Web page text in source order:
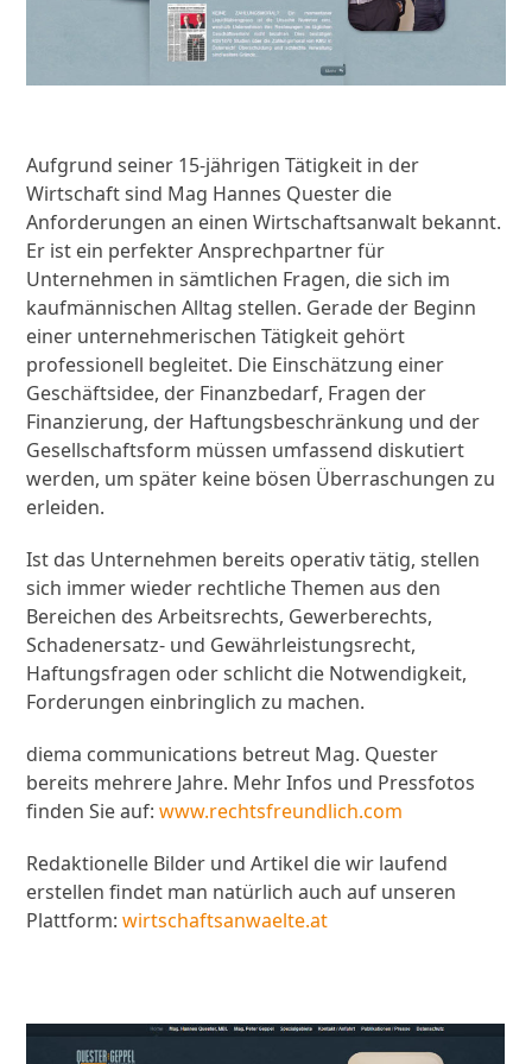
Aufgrund seiner 15-jährigen Tätigkeit in der
Wirtschaft sind Mag Hannes Quester die
Anforderungen an einen Wirtschaftsanwalt bekannt.
Er ist ein perfekter Ansprechpartner für
Unternehmen in sämtlichen Fragen, die sich im
kaufmännischen Alltag stellen. Gerade der Beginn
einer unternehmerischen Tätigkeit gehört
professionell begleitet. Die Einschätzung einer
Geschäftsidee, der Finanzbedarf, Fragen der
Finanzierung, der Haftungsbeschränkung und der
Gesellschaftsform müssen umfassend diskutiert
werden, um später keine bösen Überraschungen zu
erleiden.
Ist das Unternehmen bereits operativ tätig, stellen
sich immer wieder rechtliche Themen aus den
Bereichen des Arbeitsrechts, Gewerberechts,
Schadenersatz- und Gewährleistungsrecht,
Haftungsfragen oder schlicht die Notwendigkeit,
Forderungen einbringlich zu machen.
diema communications betreut Mag. Quester
bereits mehrere Jahre. Mehr Infos und Pressfotos
finden Sie auf:www.rechtsfreundlich.com
Redaktionelle Bilder und Artikel die wir laufend
erstellen findet man natürlich auch auf unseren
Plattform:wirtschaftsanwaelte.at